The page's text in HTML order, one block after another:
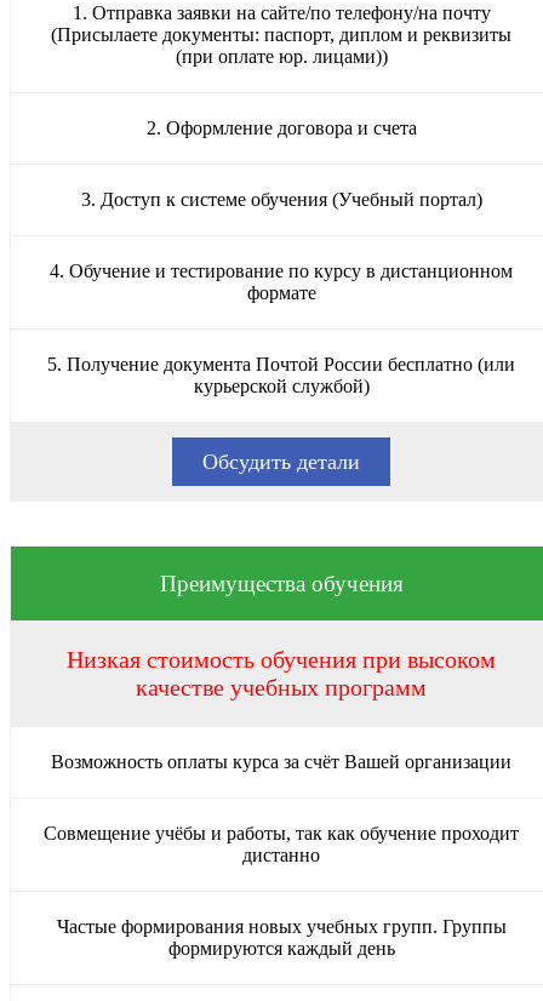
1. Отправка заявки на сайте/по телефону/на почту
(Присылаете документы: паспорт, диплом и реквизиты
(при оплате юр. лицами))
2. Оформление договора и счета
3. Доступ к системе обучения (Учебный портал)
4. Обучение и тестирование по курсу в дистанционном
формате
5. Получение документа Почтой России бесплатно (или
курьерской службой)
Обсудить детали
Преимущества обучения
Низкая стоимость обучения при высоком
качестве учебных программ
Возможность оплаты курса за счёт Вашей организации
Совмещение учёбы и работы, так как обучение проходит
дистанно
Частые формирования новых учебных групп. Группы
формируются каждый день